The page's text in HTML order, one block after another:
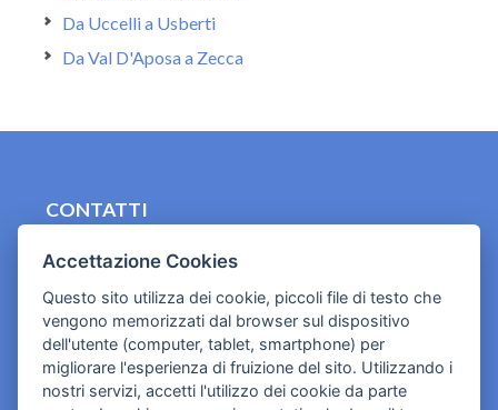
Da Uccelli a Usberti
Da Val D'Aposa a Zecca
CONTATTI
Cookies e informativa privacy
Accettazione Cookies
Questo sito utilizza dei cookie, piccoli file di testo che
vengono memorizzati dal browser sul dispositivo
dell'utente (computer, tablet, smartphone) per
migliorare l'esperienza di fruizione del sito. Utilizzando i
nostri servizi, accetti l'utilizzo dei cookie da parte